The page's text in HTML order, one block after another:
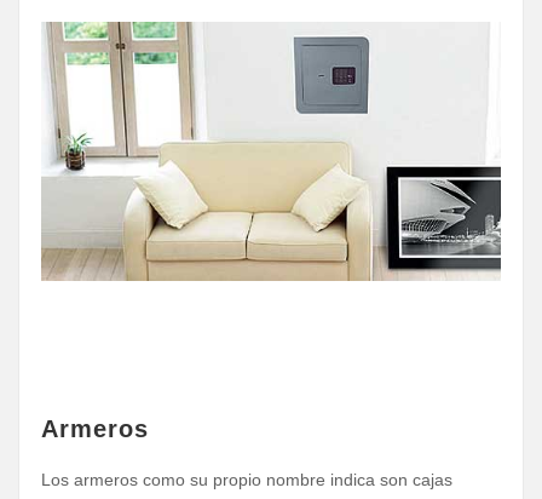
Armeros
Los armeros como su propio nombre indica son cajas